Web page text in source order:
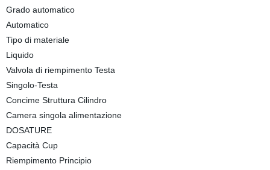
Grado automatico
Automatico
Tipo di materiale
Liquido
Valvola di riempimento Testa
Singolo-Testa
Concime Struttura Cilindro
Camera singola alimentazione
DOSATURE
Capacità Cup
Riempimento Principio